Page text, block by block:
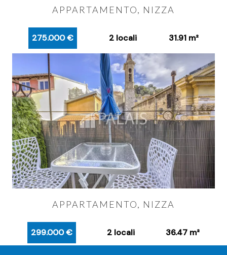
APPARTAMENTO, NIZZA
275.000 € 2 locali 31.91 m²
APPARTAMENTO, NIZZA
299.000 € 2 locali 36.47 m²